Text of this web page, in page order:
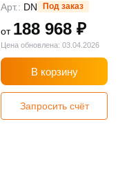
Арт.: DN Под заказ
от 188 968 ₽
Цена обновлена: 03.04.2026
В корзину
Запросить счёт